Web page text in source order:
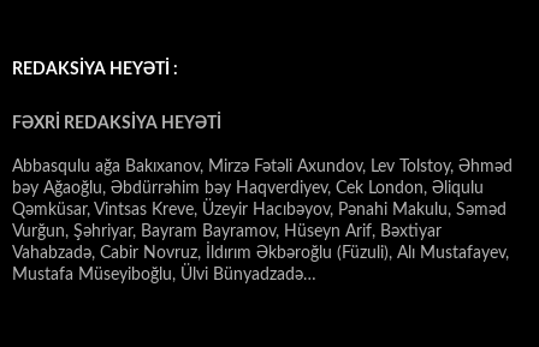
REDAKSİYA HEYƏTİ :
FƏXRİ REDAKSİYA HEYƏTİ
Abbasqulu ağa Bakıxanov, Mirzə Fətəli Axundov, Lev Tolstoy, Əhməd
bəy Ağaoğlu, Əbdürrəhim bəy Haqverdiyev, Cek London, Əliqulu
Qəmküsar, Vintsas Kreve, Üzeyir Hacıbəyov, Pənahi Makulu, Səməd
Vurğun, Şəhriyar, Bayram Bayramov, Hüseyn Arif, Bəxtiyar
Vahabzadə, Cabir Novruz, İldırım Əkbəroğlu (Füzuli), Alı Mustafayev,
Mustafa Müseyiboğlu, Ülvi Bünyadzadə…